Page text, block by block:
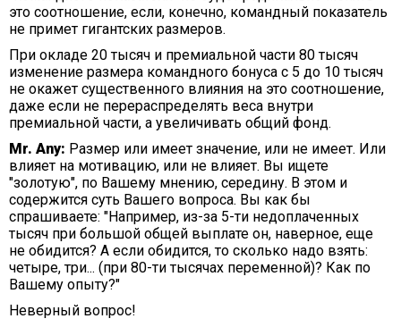
это соотношение, если, конечно, командный показатель
не примет гигантских размеров.
При окладе 20 тысяч и премиальной части 80 тысяч
изменение размера командного бонуса с 5 до 10 тысяч
не окажет существенного влияния на это соотношение,
даже если не перераспределять веса внутри
премиальной части, а увеличивать общий фонд.
Mr. Any: Размер или имеет значение, или не имеет. Или
влияет на мотивацию, или не влияет. Вы ищете
"золотую", по Вашему мнению, середину. В этом и
содержится суть Вашего вопроса. Вы как бы
спрашиваете: "Например, из-за 5-ти недоплаченных
тысяч при большой общей выплате он, наверное, еще
не обидится? А если обидится, то сколько надо взять:
четыре, три... (при 80-ти тысячах переменной)? Как по
Вашему опыту?"
Неверный вопрос!